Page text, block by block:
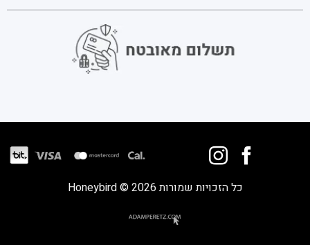
כל הזכויות שמורות 2026 © Honeybird